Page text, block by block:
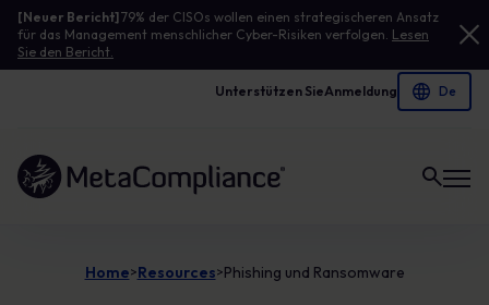
[Neuer Bericht]79% der CISOs wollen einen strategischeren Ansatz
für das Management menschlicher Cyber-Risiken verfolgen. Lesen
Sie den Bericht.
Unterstützen SieAnmeldung
Link zur Homepage
Home>Resources>Phishing und Ransomware